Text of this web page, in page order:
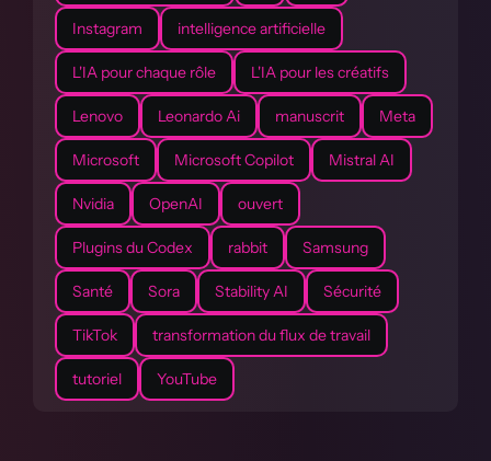
Instagram intelligence artificielle
L'IA pour chaque rôle L'IA pour les créatifs
Lenovo Leonardo Ai manuscrit Meta
Microsoft Microsoft Copilot Mistral AI
Nvidia OpenAI ouvert
Plugins du Codex rabbit Samsung
Santé Sora Stability AI Sécurité
TikTok transformation du flux de travail
tutoriel YouTube